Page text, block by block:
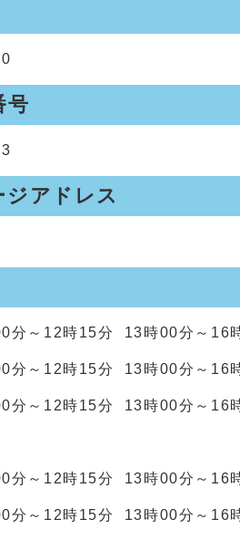
号
アドレス
分～12時15分 13時00分～16
分～12時15分 13時00分～16
分～12時15分 13時00分～16
分～12時15分 13時00分～16
分～12時15分 13時00分～16